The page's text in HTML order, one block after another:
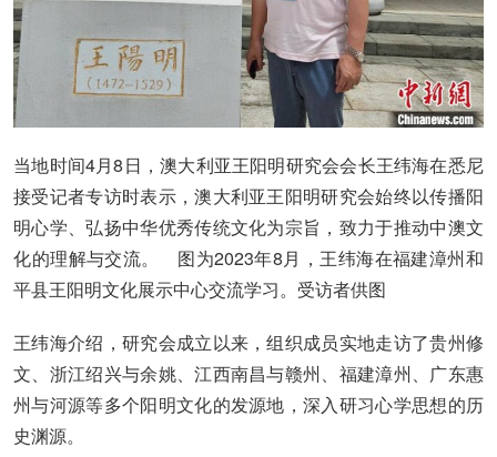
当地时间4月8日，澳大利亚王阳明研究会会长王纬海在悉尼
接受记者专访时表示，澳大利亚王阳明研究会始终以传播阳
明心学、弘扬中华优秀传统文化为宗旨，致力于推动中澳文
化的理解与交流。 图为2023年8月，王纬海在福建漳州和
平县王阳明文化展示中心交流学习。受访者供图
王纬海介绍，研究会成立以来，组织成员实地走访了贵州修
文、浙江绍兴与余姚、江西南昌与赣州、福建漳州、广东惠
州与河源等多个阳明文化的发源地，深入研习心学思想的历
史渊源。